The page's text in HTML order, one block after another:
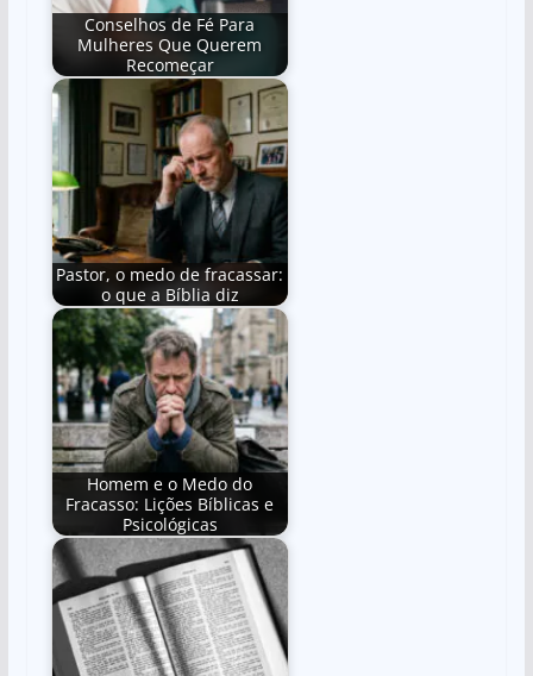
Conselhos de Fé Para
Mulheres Que Querem
Recomeçar
Pastor, o medo de fracassar:
o que a Bíblia diz
Homem e o Medo do
Fracasso: Lições Bíblicas e
Psicológicas